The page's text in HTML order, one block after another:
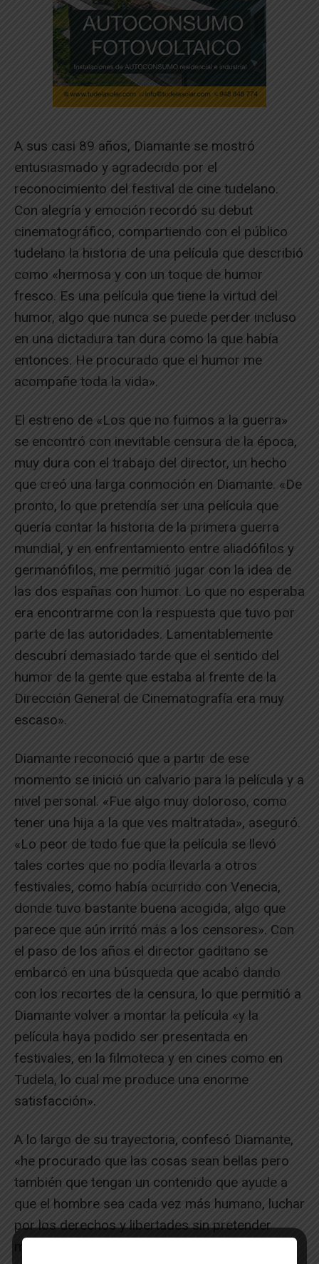
A sus casi 89 años, Diamante se mostró
entusiasmado y agradecido por el
reconocimiento del festival de cine tudelano.
Con alegría y emoción recordó su debut
cinematográfico, compartiendo con el público
tudelano la historia de una película que describió
como «hermosa y con un toque de humor
fresco. Es una película que tiene la virtud del
humor, algo que nunca se puede perder incluso
en una dictadura tan dura como la que había
entonces. He procurado que el humor me
acompañe toda la vida».
El estreno de «Los que no fuimos a la guerra»
se encontró con inevitable censura de la época,
muy dura con el trabajo del director, un hecho
que creó una larga conmoción en Diamante. «De
pronto, lo que pretendía ser una película que
quería contar la historia de la primera guerra
mundial, y en enfrentamiento entre aliadófilos y
germanófilos, me permitió jugar con la idea de
las dos españas con humor. Lo que no esperaba
era encontrarme con la respuesta que tuvo por
parte de las autoridades. Lamentablemente
descubrí demasiado tarde que el sentido del
humor de la gente que estaba al frente de la
Dirección General de Cinematografía era muy
escaso».
Diamante reconoció que a partir de ese
momento se inició un calvario para la película y a
nivel personal. «Fue algo muy doloroso, como
tener una hija a la que ves maltratada», aseguró.
«Lo peor de todo fue que la película se llevó
tales cortes que no podía llevarla a otros
festivales, como había ocurrido con Venecia,
donde tuvo bastante buena acogida, algo que
parece que aún irritó más a los censores». Con
el paso de los años el director gaditano se
embarcó en una búsqueda que acabó dando
con los recortes de la censura, lo que permitió a
Diamante volver a montar la película «y la
película haya podido ser presentada en
festivales, en la filmoteca y en cines como en
Tudela, lo cual me produce una enorme
satisfacción».
A lo largo de su trayectoria, confesó Diamante,
«he procurado que las cosas sean bellas pero
también que tengan un contenido que ayude a
que el hombre sea cada vez más humano, luchar
por los derechos y libertades sin pretender
medallas, solo la satisfacción personal de